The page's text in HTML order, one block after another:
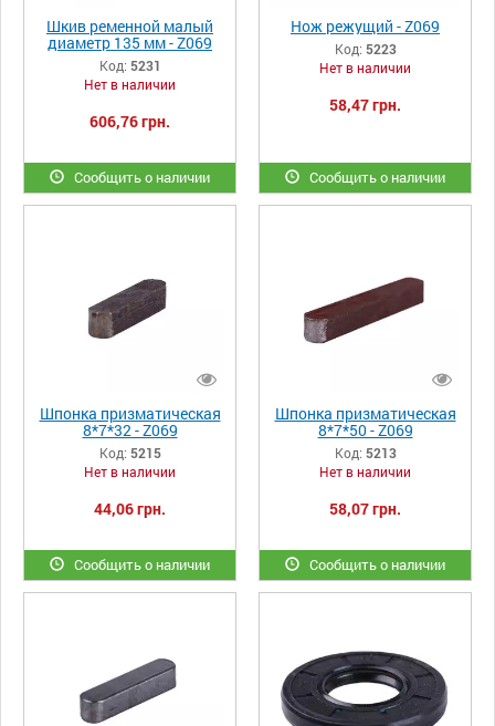
Шкив ременной малый
диаметр 135 мм - Z069
Код: 5231
Нет в наличии
606,76 грн.
Сообщить о наличии
Нож режущий - Z069
Код: 5223
Нет в наличии
58,47 грн.
Сообщить о наличии
Шпонка призматическая
8*7*32 - Z069
Код: 5215
Нет в наличии
44,06 грн.
Сообщить о наличии
Шпонка призматическая
8*7*50 - Z069
Код: 5213
Нет в наличии
58,07 грн.
Сообщить о наличии